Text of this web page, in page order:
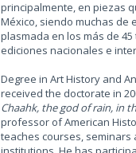
principalmente, en piezas
México, siendo muchas de
plasmada en los más de
ediciones nacionales e
Degree in Art History and
received the doctorate in
Chaahk, the god of rain, in
professor of American
teaches courses,